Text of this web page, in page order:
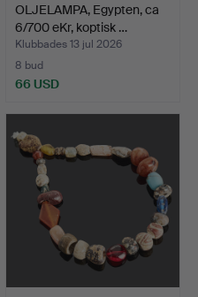
OLJELAMPA, Egypten, ca
6/700 eKr, koptisk …
Klubbades 13 jul 2026
8 bud
66 USD